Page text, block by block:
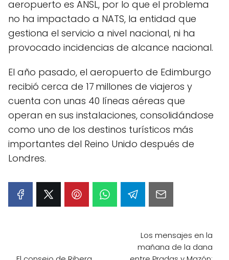
aeropuerto es ANSL, por lo que el problema
no ha impactado a NATS, la entidad que
gestiona el servicio a nivel nacional, ni ha
provocado incidencias de alcance nacional.
El año pasado, el aeropuerto de Edimburgo
recibió cerca de 17 millones de viajeros y
cuenta con unas 40 líneas aéreas que
operan en sus instalaciones, consolidándose
como uno de los destinos turísticos más
importantes del Reino Unido después de
Londres.
Los mensajes en la
mañana de la dana